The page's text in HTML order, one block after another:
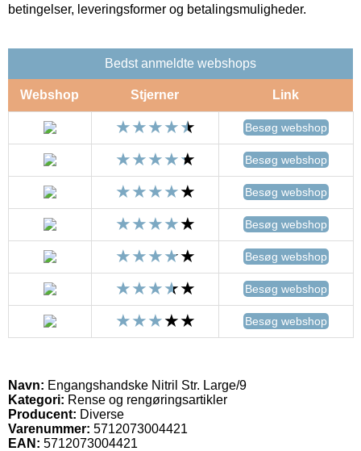
betingelser, leveringsformer og betalingsmuligheder.
Bedst anmeldte webshops
Webshop Stjerner Link
Besøg webshop
Besøg webshop
Besøg webshop
Besøg webshop
Besøg webshop
Besøg webshop
Besøg webshop
Navn: Engangshandske Nitril Str. Large/9
Kategori: Rense og rengøringsartikler
Producent: Diverse
Varenummer: 5712073004421
EAN: 5712073004421